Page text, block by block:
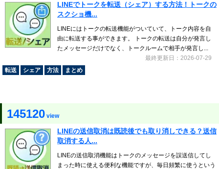
LINEでトークを転送（シェア）する方法！トークの
スクショ機...
LINEにはトークの転送機能がついていて、トーク内容を自
由に転送する事ができます。 トークの転送は自分が発言し
たメッセージだけでなく、トークルームで相手が発言し...
最終更新日：2026-07-29
転送
シェア 方法 まとめ
145120 view
LINEの送信取消は既読後でも取り消しできる？送信
取消する人...
LINEの送信取消機能はトークのメッセージを誤送信してし
まった時に使える便利な機能ですが、毎日頻繁に使うという